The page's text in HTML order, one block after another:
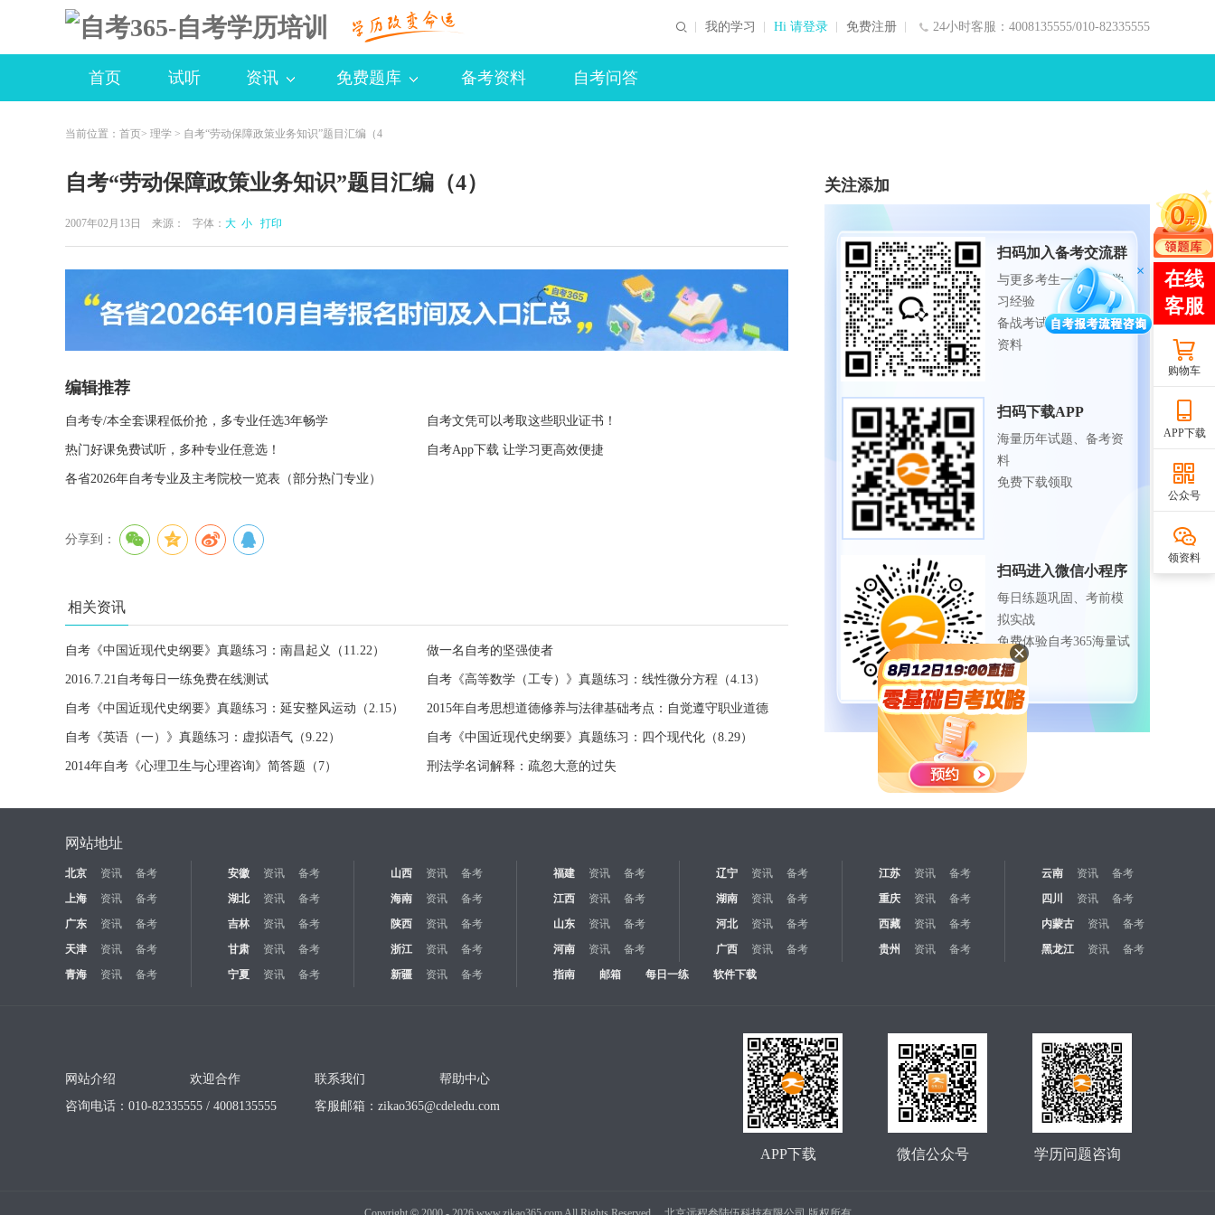
24小时客服：4008135555/010-82335555
我的学习 Hi 请登录 免费注册
首页 试听 资讯 免费题库 备考资料 自考问答
当前位置： 首页> 理学 > 自考“劳动保障政策业务知识”题目汇编（4
自考“劳动保障政策业务知识”题目汇编（4）
2007年02月13日 来源： 字体： 大 小 打印
编辑推荐
自考专/本全套课程低价抢，多专业任选3年畅学 自考文凭可以考取这些职业证书！
热门好课免费试听，多种专业任意选！ 自考App下载 让学习更高效便捷
各省2026年自考专业及主考院校一览表（部分热门专业）
分享到：
相关资讯
自考《中国近现代史纲要》真题练习：南昌起义（11.22） 做一名自考的坚强使者
2016.7.21自考每日一练免费在线测试 自考《高等数学（工专）》真题练习：线性微分方程（4.13）
自考《中国近现代史纲要》真题练习：延安整风运动（2.15） 2015年自考思想道德修养与法律基础考点：自觉遵守职业道德
自考《英语（一）》真题练习：虚拟语气（9.22） 自考《中国近现代史纲要》真题练习：四个现代化（8.29）
2014年自考《心理卫生与心理咨询》简答题（7） 刑法学名词解释：疏忽大意的过失
关注添加
扫码加入备考交流群
与更多考生一起交流学
习经验
备战考试，获取试题及
资料
扫码下载APP
海量历年试题、备考资
料
免费下载领取
扫码进入微信小程序
每日练题巩固、考前模
拟实战
免费体验自考365海量试
题
购物车
APP下载
公众号
领资料
网站地址
北京 资讯 备考 安徽 资讯 备考 山西 资讯 备考 福建 资讯 备考 辽宁 资讯 备考 江苏 资讯 备考 云南 资讯
备考
上海
资讯 备考 湖北 资讯 备考 海南 资讯 备考 江西 资讯 备考 湖南 资讯 备考 重庆 资讯 备考 四川 资讯
备考
广东
资讯 备考 吉林 资讯 备考 陕西 资讯 备考 山东 资讯 备考 河北 资讯 备考 西藏 资讯 备考 内蒙古 资讯
备考
天津
资讯 备考 甘肃 资讯 备考 浙江 资讯 备考 河南 资讯 备考 广西 资讯 备考 贵州 资讯 备考 黑龙江 资讯
备考
青海
资讯 备考 宁夏 资讯 备考 新疆 资讯 备考 指南 邮箱 每日一练 软件下载
网站介绍 欢迎合作 联系我们
帮助中心
咨询电话：010-82335555 / 4008135555
客服邮箱： zikao365@cdeledu.com
学历问题咨询
微信公众号
APP下载